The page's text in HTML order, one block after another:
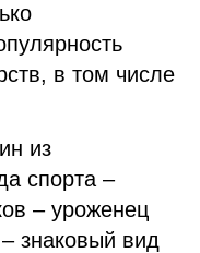
в том числе
из
спорта –
– уроженец
знаковый вид